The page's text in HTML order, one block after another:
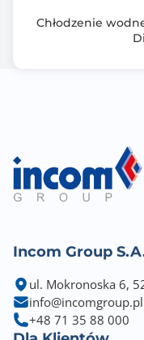
Chłodzenie
Incom Group
ul. Mokronoska 6,
info@incomgroup.pl
+48 71 35 88 000